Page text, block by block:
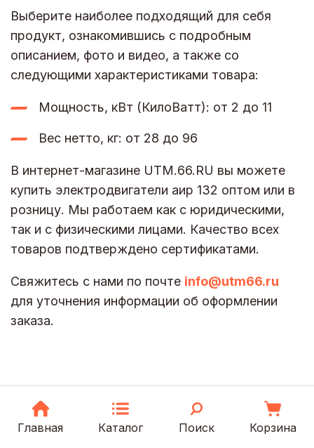
Выберите наиболее подходящий для себя
продукт, ознакомившись с подробным
описанием, фото и видео, а также со
следующими характеристиками товара:
Мощность, кВт (КилоВатт): от 2 до 11
Вес нетто, кг: от 28 до 96
В интернет-магазине UTM.66.RU вы можете
купить электродвигатели аир 132 оптом или в
розницу. Мы работаем как с юридическими,
так и с физическими лицами. Качество всех
товаров подтверждено сертификатами.
Свяжитесь с нами по почте info@utm66.ru
для уточнения информации об оформлении
заказа.
Главная Каталог Поиск Корзина